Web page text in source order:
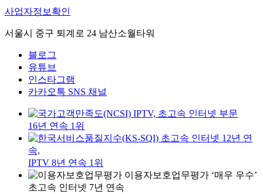
사업자정보확인
서울시 중구 퇴계로 24 남산소월타워
블로그
유튜브
인스타그램
카카오톡 SNS 채널
IPTV, 초고속 인터넷 부문
16년 연속 1위
초고속 인터넷 12년 연
속,
IPTV 8년 연속 1위
이용자보호업무평가 ‘매우 우수’
초고속 인터넷 7년 연속